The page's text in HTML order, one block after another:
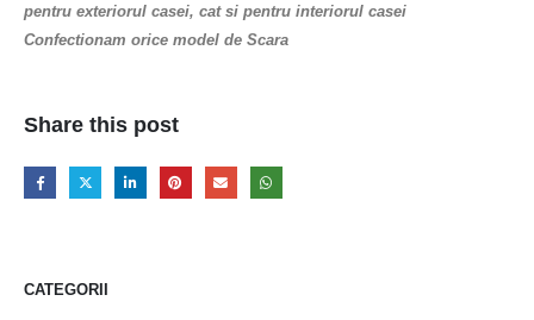
pentru exteriorul casei, cat si pentru interiorul casei
Confectionam orice model de Scara
Share this post
CATEGORII